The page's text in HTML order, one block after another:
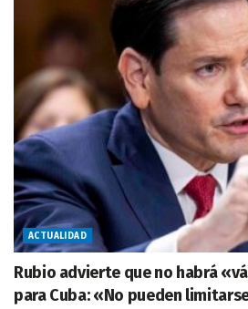
ACTUALIDAD
Rubio advierte que no habrá
para Cuba: «No pueden